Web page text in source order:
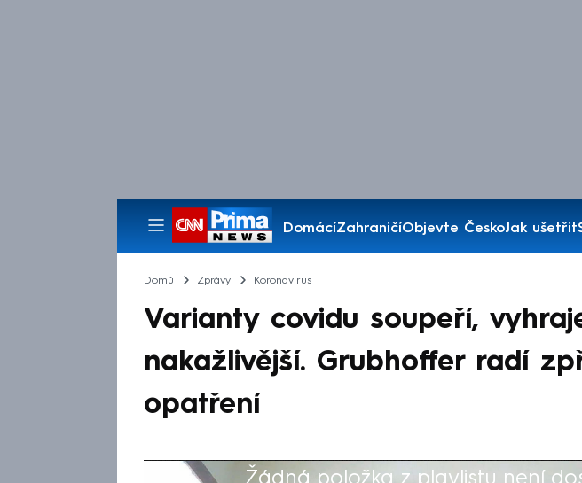
DomácíZahraničíObjevte ČeskoJak ušetřit
Pořady
Domů Zprávy Koronavirus
Varianty covidu soupeří,
nakažlivější. Grubhoffer radí
opatření
Žádná položka z playlistu není